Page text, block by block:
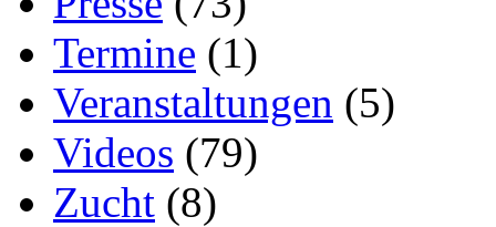
Termine (1)
Veranstaltungen (5)
Videos (79)
Zucht (8)